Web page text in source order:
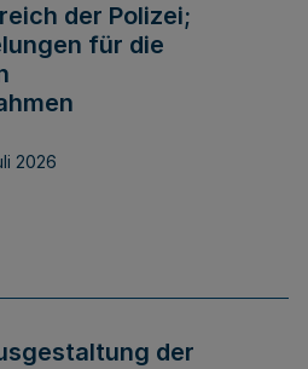
der Polizei;
für die
2026
der